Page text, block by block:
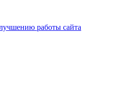
работы сайта